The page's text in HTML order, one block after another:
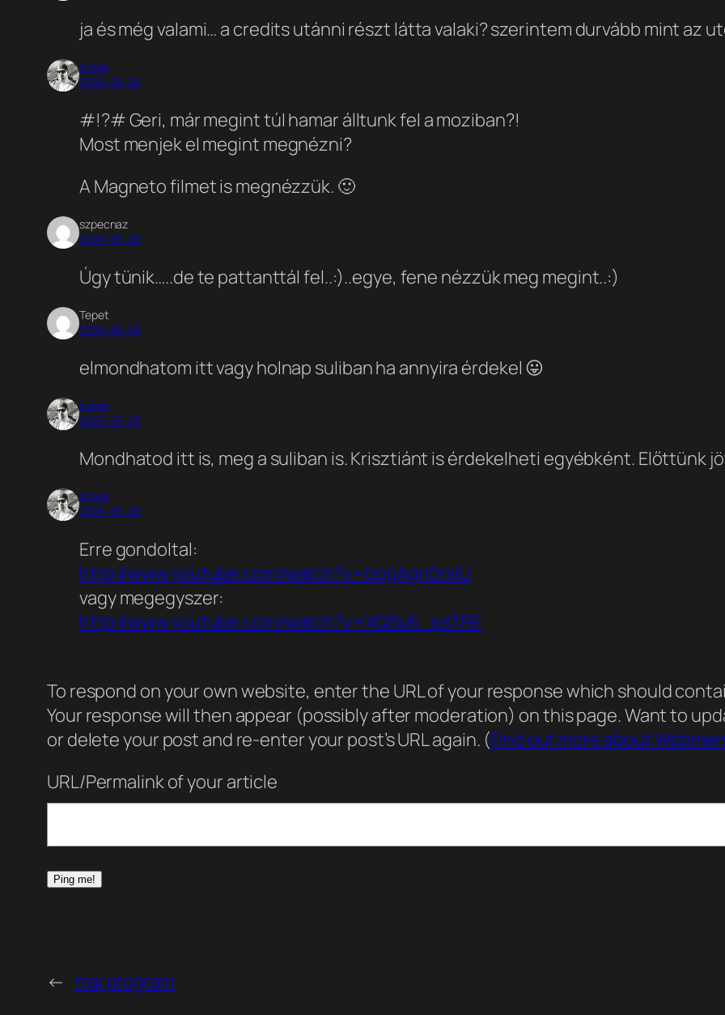
ja és még valami… a credits utánni részt látta valaki? szerintem durvább mint az
kobak
2006-05-28
#!?# Geri, már megint túl hamar álltunk fel a moziban?!
Most menjek el megint megnézni?
A Magneto filmet is megnézzük. 🙂
szpecnaz
2006-05-28
Úgy tünik…..de te pattanttál fel..:)..egye, fene nézzük meg megint..:)
Tepet
2006-05-28
elmondhatom itt vagy holnap suliban ha annyira érdekel 😛
kobak
2006-05-28
Mondhatod itt is, meg a suliban is. Krisztiánt is érdekelheti egyébként. Előttünk
kobak
2006-05-28
Erre gondoltal:
http://www.youtube.com/watch?v=bogAgn0rslU
vagy megegyszer:
http://www.youtube.com/watch?v=XQSu6_psTRE
To respond on your own website, enter the URL of your response which should
Your response will then appear (possibly after moderation) on this page. Want to
or delete your post and re-enter your post’s URL again. (Find out more about
URL/Permalink of your article
← mai program